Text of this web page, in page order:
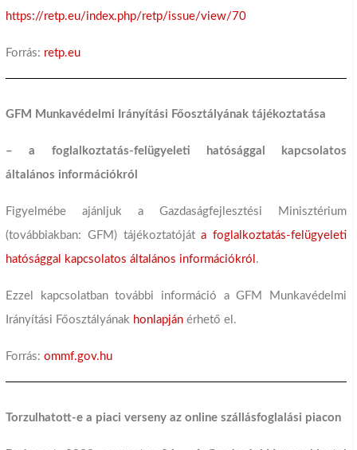
https://retp.eu/index.php/retp/issue/view/70
Forrás: retp.eu
GFM Munkavédelmi Irányítási Főosztályának tájékoztatása
– a foglalkoztatás-felügyeleti hatósággal kapcsolatos
általános információkról
Figyelmébe ajánljuk a Gazdaságfejlesztési Minisztérium
(továbbiakban: GFM) tájékoztatójáta foglalkoztatás-felügyeleti
hatósággal kapcsolatos általános információkról .
Ezzel kapcsolatban további információ a GFM Munkavédelmi
Irányítási Főosztályának honlapján érhető el.
Forrás: ommf.gov.hu
Torzulhatott-e a piaci verseny az online szállásfoglalási piacon